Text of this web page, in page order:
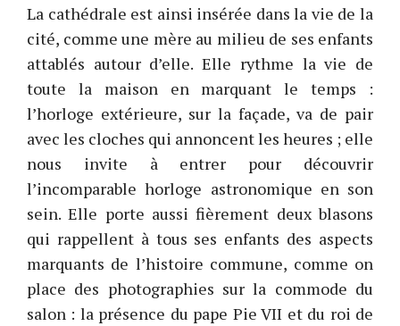
La cathédrale est ainsi insérée dans la vie de la
cité, comme une mère au milieu de ses enfants
attablés autour d’elle. Elle rythme la vie de
toute la maison en marquant le temps :
l’horloge extérieure, sur la façade, va de pair
avec les cloches qui annoncent les heures ; elle
nous invite à entrer pour découvrir
l’incomparable horloge astronomique en son
sein. Elle porte aussi fièrement deux blasons
qui rappellent à tous ses enfants des aspects
marquants de l’histoire commune, comme on
place des photographies sur la commode du
salon : la présence du pape Pie VII et du roi de